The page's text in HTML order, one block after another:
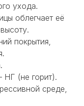
ухода.
облегчает её
покрытия,
(не горит).
среде,